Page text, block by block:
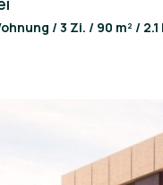
/ 3 Zi. / 90 m² /